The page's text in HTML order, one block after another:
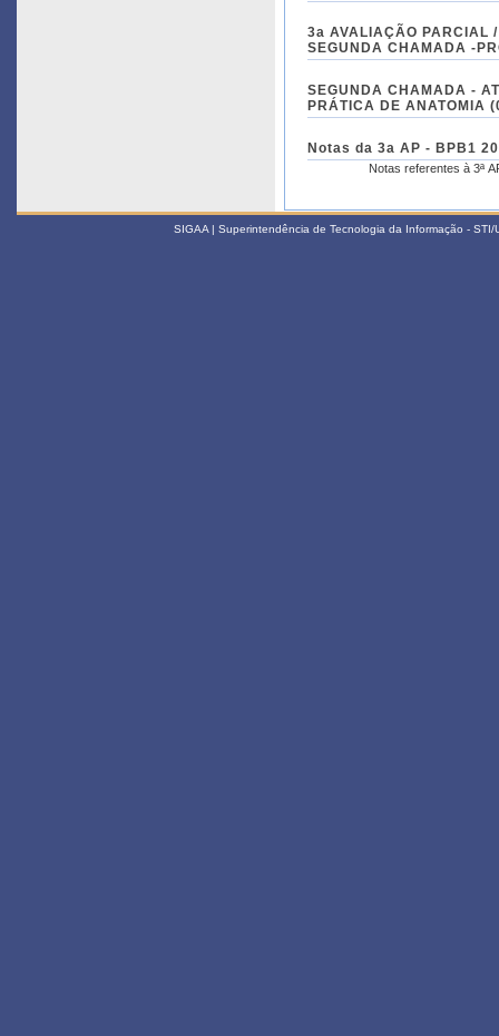
3a AVALIAÇÃO PARCIAL
SEGUNDA CHAMADA -
SEGUNDA CHAMADA -
PRÁTICA DE ANATOMIA
Notas da 3a AP - BPB1
Notas referentes à 3ª
SIGAA | Superintendência de Tecnologia da Informação -